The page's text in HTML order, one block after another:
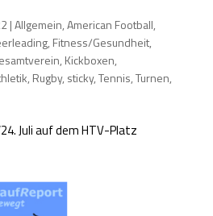
|Allgemein,American Football,
, Fitness/Gesundheit,
, Kickboxen,
, Rugby, sticky,Tennis,Turnen,
Juli auf dem HTV-Platz